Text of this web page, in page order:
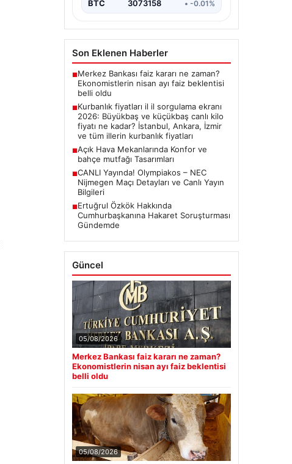
BTC 3073158 • -0.01%
Son Eklenen Haberler
■Merkez Bankası faiz kararı ne zaman?
Ekonomistlerin nisan ayı faiz beklentisi
belli oldu
■Kurbanlık fiyatları il il sorgulama ekranı
2026: Büyükbaş ve küçükbaş canlı kilo
fiyatı ne kadar? İstanbul, Ankara, İzmir
ve tüm illerin kurbanlık fiyatları
■Açık Hava Mekanlarında Konfor ve
bahçe mutfağı Tasarımları
■CANLI Yayında! Olympiakos – NEC
Nijmegen Maçı Detayları ve Canlı Yayın
Bilgileri
■Ertuğrul Özkök Hakkında
Cumhurbaşkanına Hakaret Soruşturması
Gündemde
Güncel
05/08/2026
Merkez Bankası faiz kararı ne zaman?
Ekonomistlerin nisan ayı faiz beklentisi
belli oldu
05/08/2026